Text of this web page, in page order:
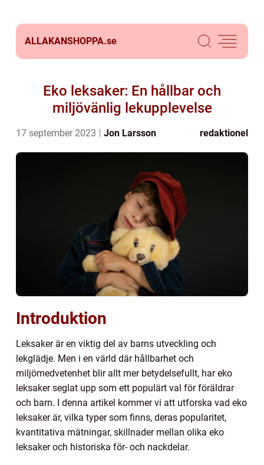
ALLAKANSHOPPA.se
Eko leksaker: En hållbar och
miljövänlig lekupplevelse
17 september 2023 Jon Larsson redaktionel
Introduktion
Leksaker är en viktig del av barns utveckling och
lekglädje. Men i en värld där hållbarhet och
miljömedvetenhet blir allt mer betydelsefullt, har eko
leksaker seglat upp som ett populärt val för föräldrar
och barn. I denna artikel kommer vi att utforska vad eko
leksaker är, vilka typer som finns, deras popularitet,
kvantitativa mätningar, skillnader mellan olika eko
leksaker och historiska för- och nackdelar.